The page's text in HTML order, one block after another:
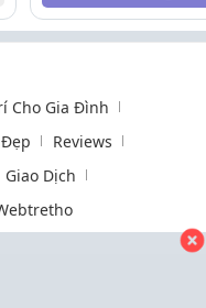
Cho Gia Đình
Reviews
Giao Dịch